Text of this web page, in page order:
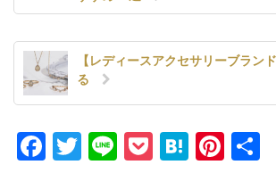
【レディースアクセサリーブラン
る
Facebook
Twitter
LinePocket
Hatena